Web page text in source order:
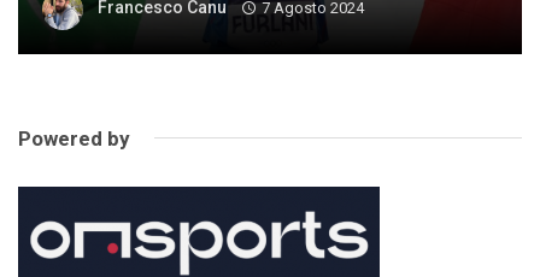
Francesco Canu 7 Agosto 2024
Powered by